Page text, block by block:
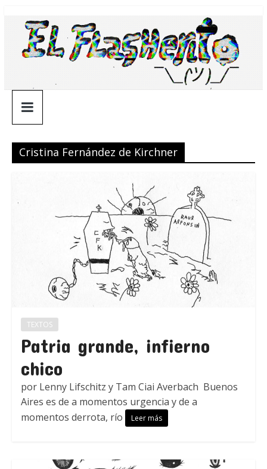
contenido
¯\_(ツ)_/
¯
Cristina Fernández de Kirchner
TEXTOS
Patria grande, infierno
chico
por Lenny Lifschitz y Tam Ciai Averbach Buenos
Aires es de a momentos urgencia y de a
momentos derrota, río
Leer más